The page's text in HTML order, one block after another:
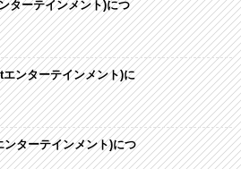
ターテインメント)につ
ンターテインメント)に
ターテインメント)につ